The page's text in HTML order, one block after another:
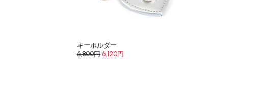
キーホルダー
6,800円 6,120円